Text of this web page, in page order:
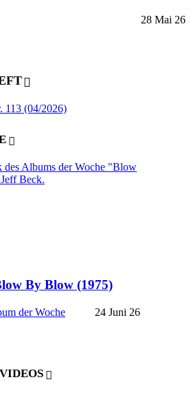
28 Mai 26
By Blow (1975)
der Woche 24 Juni 26